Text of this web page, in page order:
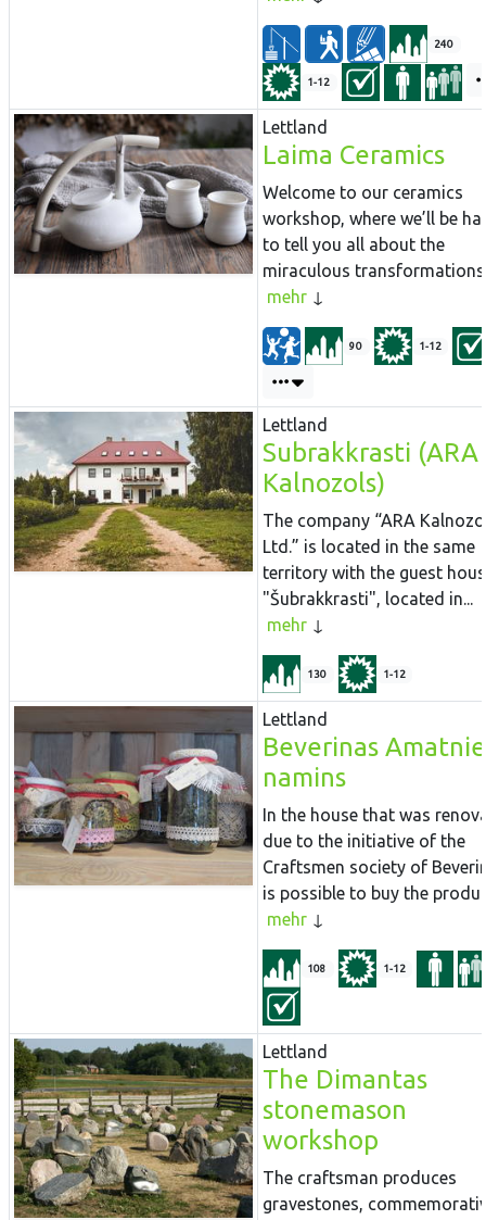
240
1-12
Lettland
Laima Ceramics
Welcome to our ceramics
workshop, where we’ll be
to tell you all about the
miraculous
mehr
90 1-12
Lettland
Subrakkrasti (ARA
Kalnozols)
The company “ARA
Ltd.” is located in the same
territory with the guest
"Šubrakkrasti", located in...
mehr
130 1-12
Lettland
Beverinas
namins
In the house that was
due to the initiative of the
Craftsmen society of
is possible to buy the
mehr
108 1-12
Lettland
The Dimantas
stonemason
workshop
The craftsman produces
gravestones,